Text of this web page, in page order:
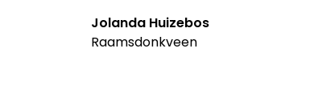
Jolanda Huizebos
Raamsdonkveen